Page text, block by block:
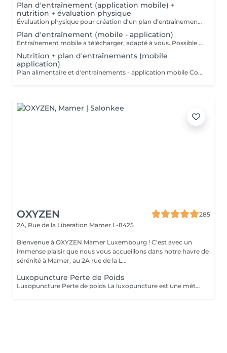
Plan d'entraînement (application mobile) +
nutrition + évaluation physique
Évaluation physique pour création d'un plan d'entraînement et alimentaire (application mobile a télécharger) VALABLE 1 MOIS!!! +00352 691 60 25 60 (whatsapp) ou clinic.coach@lilianamendes.eu
Plan d'entraînement (mobile - application)
Entraînement mobile a télécharger, adapté à vous. Possible de faire a la maison ou dans an outre fitness Explications en vidéo de chaque movements de votre Entraînement Tous les coordonnées donnés par téléphone pour réalisation de votre programme d'entraînement personnalisé (questionnaire) VALABLE 1 MOIS !!! CONTACTEZ NOUS +691 60 26 60 ou clinic.coach@lilianamendes.eu
Nutrition + plan d'entraînements (mobile
application)
Plan alimentaire et d'entraînements - application mobile Coordonnées donné par téléphone pour élaboration d'un programme d'alimentation et alimentaire personnalisé (questionnaire) VALABLE POUR 1 MOIS !!! CONTACTEZ NOUS - +352 691 60 25 60 ( whatsapp) ou clinic.coach@lilianamendes.eu
OXYZEN
285
2A, Rue de la Liberation Mamer L-8425
Bienvenue à OXYZEN Mamer Luxembourg ! C'est avec un
immense plaisir que nous vous accueillons dans notre havre de
sérénité à Mamer, au 2A rue de la L...
Luxopuncture Perte de Poids
Luxopuncture Perte de poids La luxopuncture est une méthode douce et non invasive qui aide à réguler l'appétit, réduire les fringales et rééquilibrer le métabolisme. Idéale pour accompagner une perte de poids progressive, elle agit également sur le stress et les compulsions alimentaires. Chaque séance est adaptée à vos besoins afin de vous accompagner en douceur vers un meilleur équilibre et des résultats durables. Un accompagnement naturel pour retrouver légèreté, équilibre et bien-être au quotidien.